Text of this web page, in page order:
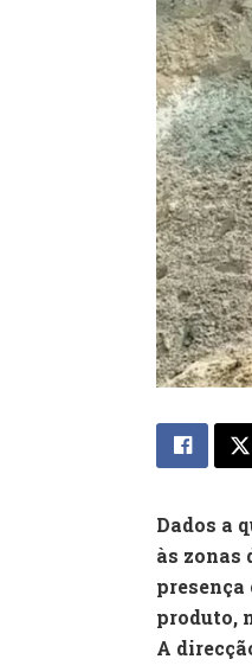
Dados a
às zonas
presença
produto,
A